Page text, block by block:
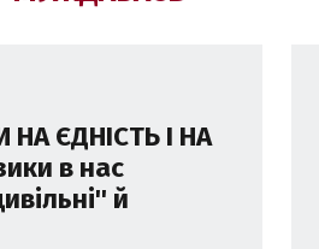
ЄДНІСТЬ І НА
в нас
й